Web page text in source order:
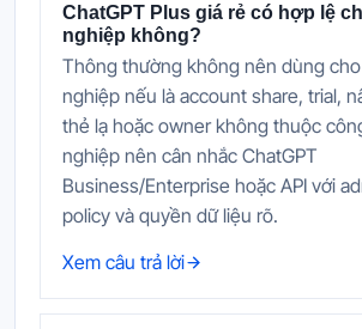
ChatGPT Plus giá rẻ có hợp lệ
nghiệp không?
Thông thường không nên dùng
nghiệp nếu là account share, trial,
thẻ lạ hoặc owner không thuộc
nghiệp nên cân nhắc ChatGPT
Business/Enterprise hoặc API với
policy và quyền dữ liệu rõ.
Xem câu trả lời